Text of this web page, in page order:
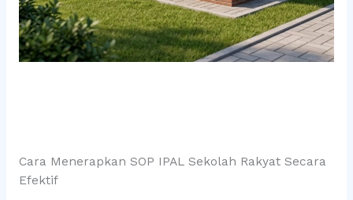
Cara Menerapkan SOP IPAL Sekolah Rakyat Secara
Efektif